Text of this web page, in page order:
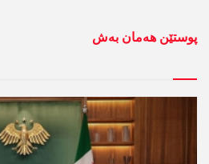
پوستێن ھەمان بەش